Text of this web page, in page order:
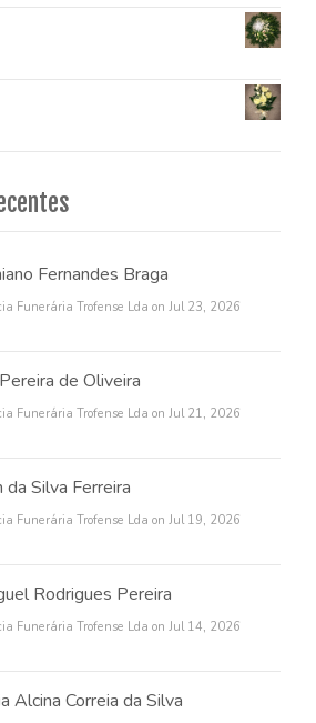
Fernandes Braga
Funerária Trofense Lda on Jul 23, 2026
de Oliveira
Funerária Trofense Lda on Jul 21, 2026
da Silva Ferreira
Funerária Trofense Lda on Jul 19, 2026
Rodrigues Pereira
Funerária Trofense Lda on Jul 14, 2026
Alcina Correia da Silva